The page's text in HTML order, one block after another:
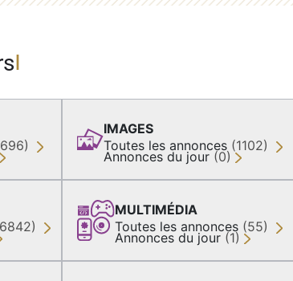
IMAGES
Toutes les annonces (1102)
Annonces du jour (0)
MULTIMÉDIA
Toutes les annonces (55)
Annonces du jour (1)